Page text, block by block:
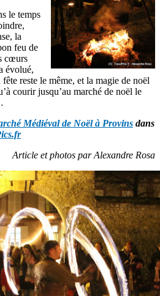
le temps
la
feu de
cœurs
évolué,
reste le même, et la magie de noël
courir jusqu’au marché de noël le
Médiéval de Noël à Provins dans
Article et photos par Alexandre Rosa